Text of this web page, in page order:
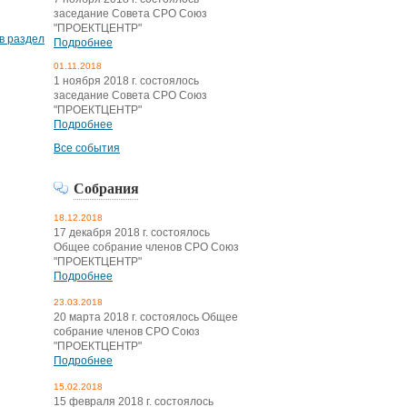
раздел
заседание Совета СРО Союз
"ПРОЕКТЦЕНТР"
Подробнее
01.11.2018
1 ноября 2018 г. состоялось
заседание Совета СРО Союз
"ПРОЕКТЦЕНТР"
Подробнее
Все события
Собрания
18.12.2018
17 декабря 2018 г. состоялось
Общее собрание членов СРО Союз
"ПРОЕКТЦЕНТР"
Подробнее
23.03.2018
20 марта 2018 г. состоялось Общее
собрание членов СРО Союз
"ПРОЕКТЦЕНТР"
Подробнее
15.02.2018
15 февраля 2018 г. состоялось